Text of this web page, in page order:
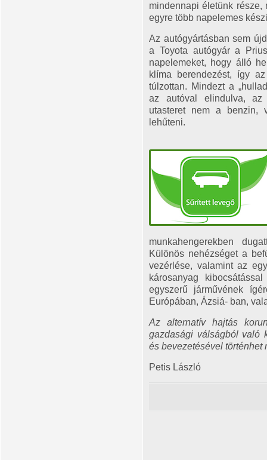
mindennapi életünk része,
egyre több napelemes
Az autógyártásban sem
a Toyota autógyár a
napelemeket, hogy álló
klíma berendezést, így
túlzottan. Mindezt a
az autóval elindulva, az
utasteret nem a benzin,
lehűteni.
munkahengerekben
Különös nehézséget a
vezérlése, valamint az
károsanyag
egyszerű járművének
Európában, Ázsiá- ban,
Az alternatív hajtás
gazdasági válságból való
és bevezetésével történhet
Petis László